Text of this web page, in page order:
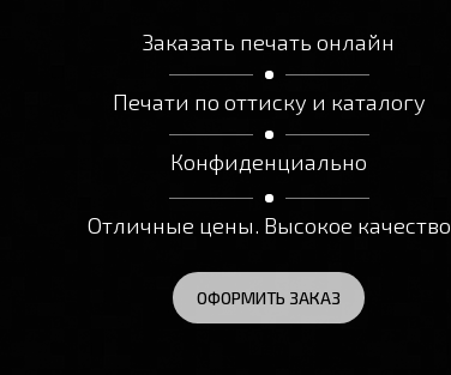
Заказать печать онлайн
Печати по оттиску и каталогу
Конфиденциально
Отличные цены. Высокое качество
ОФОРМИТЬ ЗАКАЗ